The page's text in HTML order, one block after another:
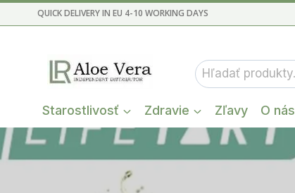
to
QUICK DELIVERY IN EU 4-10 WORKING DAYS
Hľadať:
Starostlivosť Zdravie Zľavy O nás